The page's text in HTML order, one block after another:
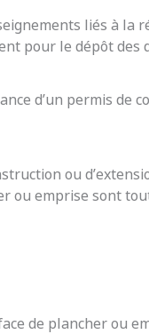
liés à la
pour le dépôt
d’un permis de
ou
ou emprise sont
de plancher ou